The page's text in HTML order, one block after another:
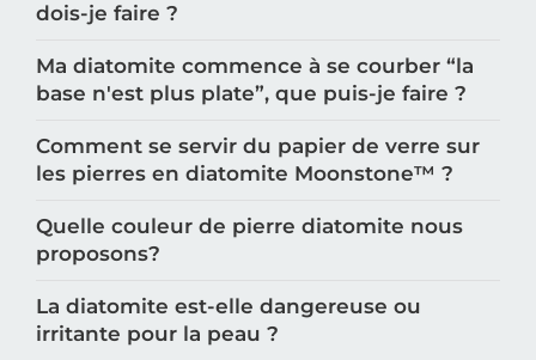
dois-je faire ?
Ma diatomite commence à se courber “la
base n'est plus plate”, que puis-je faire ?
Comment se servir du papier de verre sur
les pierres en diatomite Moonstone™️ ?
Quelle couleur de pierre diatomite nous
proposons?
La diatomite est-elle dangereuse ou
irritante pour la peau ?